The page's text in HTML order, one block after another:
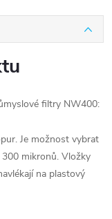
filtry NW400:
Je možnost vybrat
mikronů. Vložky
na plastový